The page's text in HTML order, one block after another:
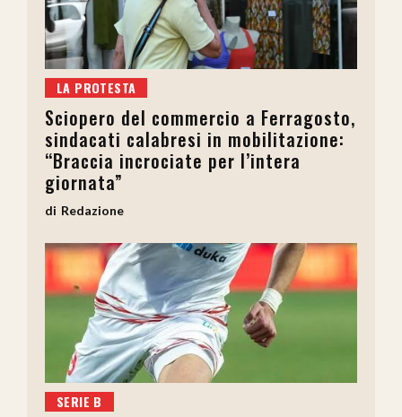
LA PROTESTA
Sciopero del commercio a Ferragosto,
sindacati calabresi in mobilitazione:
“Braccia incrociate per l’intera
giornata”
Redazione
SERIE B